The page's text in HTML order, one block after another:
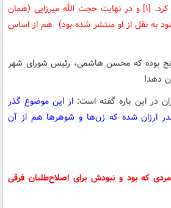
مطرح شده است را تکذیب کرد. [۱] و در نهایت حجت الله میرزایی (همان
به نقل از او منتشر شده بود) هم از اساس
بوده که محسن هاشمی، رئیس شورای شهر
دهد!
در این باره گفته است: از این موضوع گذر
ارزان شده که زن‌ها و شوهرها هم از آن
که بود و نبودش برای اصلاح‌طلبان فرقی